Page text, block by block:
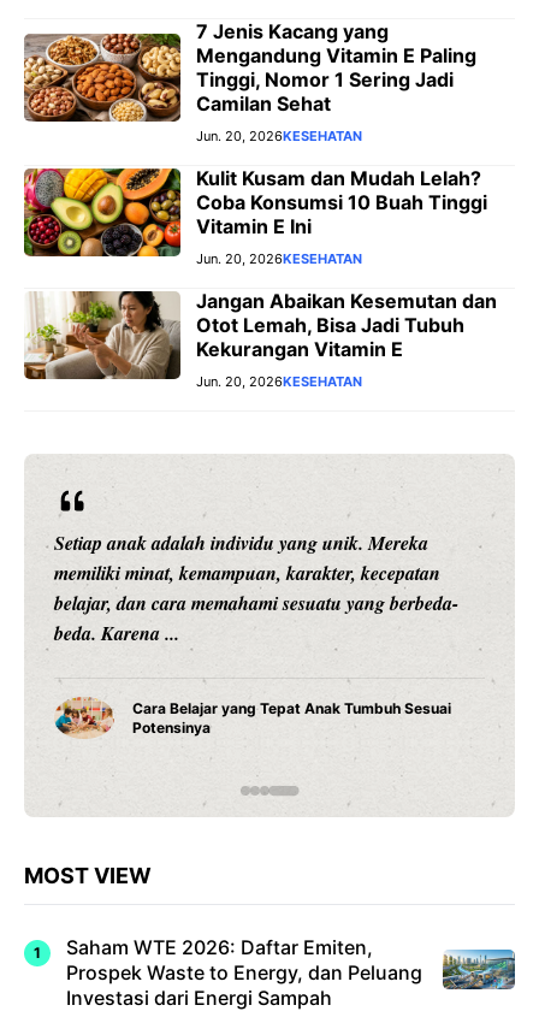
7 Jenis Kacang yang
Mengandung Vitamin E Paling
Tinggi, Nomor 1 Sering Jadi
Camilan Sehat
Jun. 20, 2026KESEHATAN
Kulit Kusam dan Mudah Lelah?
Coba Konsumsi 10 Buah Tinggi
Vitamin E Ini
Jun. 20, 2026KESEHATAN
Jangan Abaikan Kesemutan dan
Otot Lemah, Bisa Jadi Tubuh
Kekurangan Vitamin E
Jun. 20, 2026KESEHATAN
Setiap anak adalah individu yang unik. Mereka
memiliki minat, kemampuan, karakter, kecepatan
belajar, dan cara memahami sesuatu yang berbeda-
beda. Karena ...
Cara Belajar yang Tepat Anak Tumbuh Sesuai
Potensinya
MOST VIEW
Saham WTE 2026: Daftar Emiten,
Prospek Waste to Energy, dan Peluang
Investasi dari Energi Sampah